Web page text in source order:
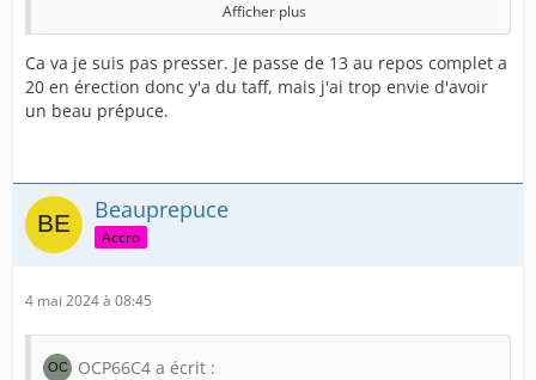
On en veut toujours plus.
Par contre rester couvert en érection pas demain mon
ami, tout dépends d'abord de ton amplitude érectile.
érection ça va être très très très compliqué.
En revanche de 9cm à 14 cm par exemple ce sera plus
Cela fait 7 ans que j'essaie d'avoir une couverture en
érection le mieux pour le moment sera RCI 6+
Afficher plus
Ca va je suis pas presser. Je passe de 13 au repos complet a
20 en érection donc y'a du taff, mais j'ai trop envie d'avoir
un beau prépuce.
Beauprepuce
Accro
4 mai 2024 à 08:45
OCP66C4 a écrit :